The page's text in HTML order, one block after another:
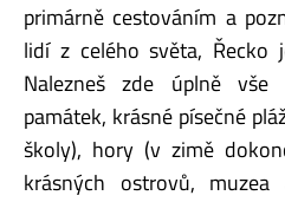
primárně cestováním a
lidí z celého světa,
Nalezneš zde úplně
památek, krásné písečné
školy), hory (v zimě
krásných ostrovů, muzea